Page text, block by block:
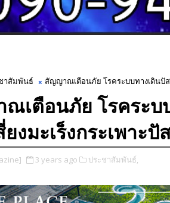
าสัมพันธ์ สัญญาณเตือนภัย โรคระบบทางเดินปัส
เตือนภัย โรคระบ
ยงมะเร็งกระเพาะ
3 years ago ประชาสัมพันธ์,